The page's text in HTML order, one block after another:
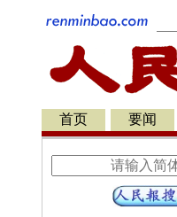
首页 要闻